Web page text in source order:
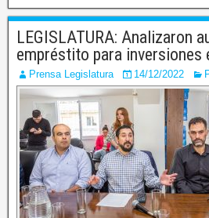
LEGISLATURA: Analizaron
empréstito para inversiones
Prensa Legislatura 14/12/2022